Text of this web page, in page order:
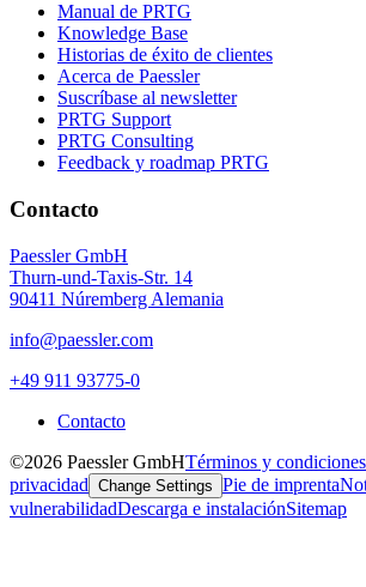
Manual de PRTG
Knowledge Base
Historias de éxito de clientes
Acerca de Paessler
Suscríbase al newsletter
PRTG Support
PRTG Consulting
Feedback y roadmap PRTG
Contacto
Paessler GmbH
Thurn-und-Taxis-Str. 14
90411 Núremberg Alemania
info@paessler.com
+49 911 93775-0
Contacto
©2026 Paessler GmbHTérminos y condiciones
privacidad Change Settings Pie de imprenta
vulnerabilidadDescarga e instalaciónSitemap